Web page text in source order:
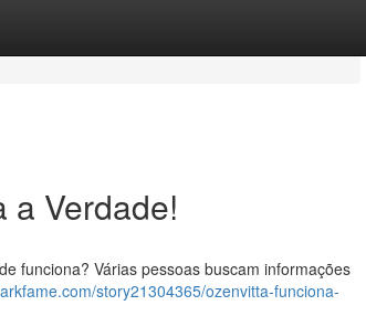
a Verdade!
funciona? Várias pessoas buscam informações
story21304365/ozenvitta-funciona-